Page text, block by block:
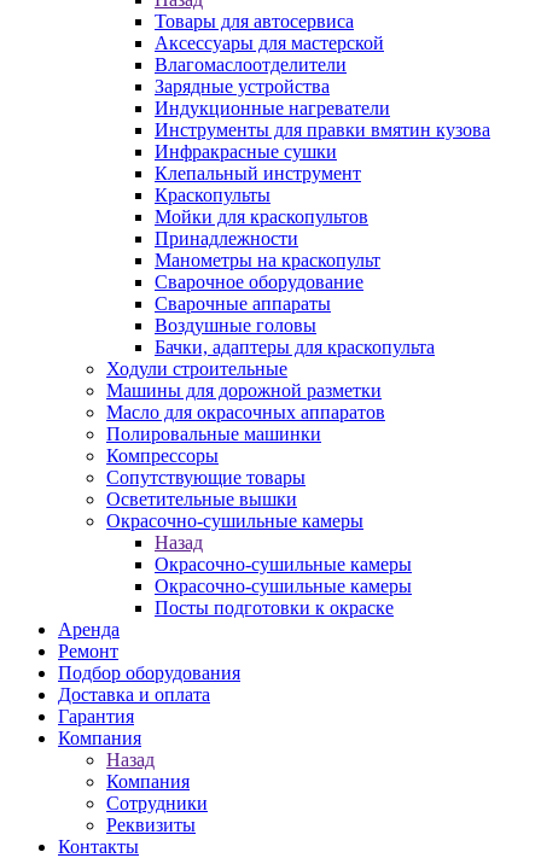
Товары для автосервиса
Аксессуары для мастерской
Влагомаслоотделители
Зарядные устройства
Индукционные нагреватели
Инструменты для правки вмятин кузова
Инфракрасные сушки
Клепальный инструмент
Краскопульты
Мойки для краскопультов
Принадлежности
Манометры на краскопульт
Сварочное оборудование
Сварочные аппараты
Воздушные головы
Бачки, адаптеры для краскопульта
Ходули строительные
Машины для дорожной разметки
Масло для окрасочных аппаратов
Полировальные машинки
Компрессоры
Сопутствующие товары
Осветительные вышки
Окрасочно-сушильные камеры
Назад
Окрасочно-сушильные камеры
Окрасочно-сушильные камеры
Посты подготовки к окраске
Аренда
Ремонт
Подбор оборудования
Доставка и оплата
Гарантия
Компания
Назад
Компания
Сотрудники
Реквизиты
Контакты